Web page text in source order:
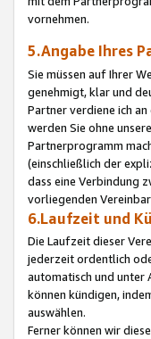
vornehmen.
5.Angabe Ihres
Sie müssen auf Ihrer
genehmigt, klar und
Partner verdiene ich
werden Sie ohne
Partnerprogramm
(einschließlich der
dass eine Verbindung
vorliegenden
6.Laufzeit und
Die Laufzeit dieser
jederzeit ordentlich
automatisch und unter
können kündigen,
auswählen.
Ferner können wir